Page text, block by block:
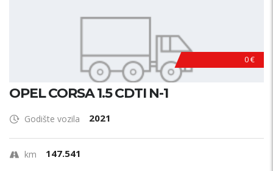
0 €
OPEL CORSA 1.5 CDTI N-1
Godište vozila 2021
km 147.541